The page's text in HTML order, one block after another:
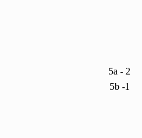
5a - 2
5b -1